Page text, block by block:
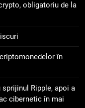
viziune asupra
Barcelona
implicarea
în domeniul
obligatoriu de la
în
Ripple, apoi a
cibernetic în mai